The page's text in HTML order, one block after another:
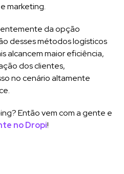
marketing.
da opção
desses métodos logísticos
alcancem maior eficiência,
dos clientes,
no cenário altamente
Então vem com a gente e
no Dropi!